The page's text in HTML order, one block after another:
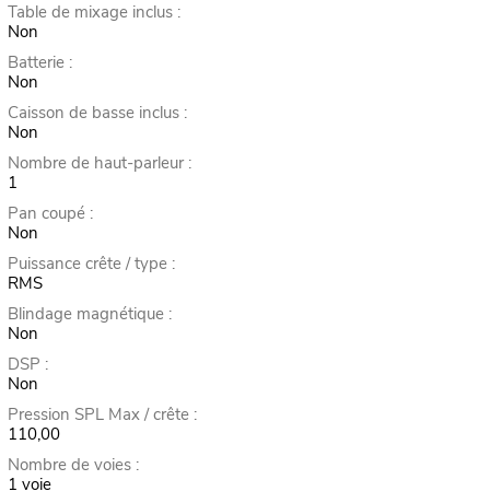
Table de mixage inclus :
Non
Batterie :
Non
Caisson de basse inclus :
Non
Nombre de haut-parleur :
1
Pan coupé :
Non
Puissance crête / type :
RMS
Blindage magnétique :
Non
DSP :
Non
Pression SPL Max / crête :
110,00
Nombre de voies :
1 voie